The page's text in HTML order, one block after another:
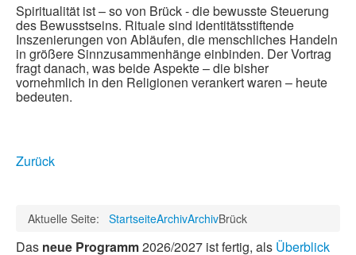
Spiritualität ist – so von Brück - die bewusste Steuerung
des Bewusstseins. Rituale sind identitätsstiftende
Inszenierungen von Abläufen, die menschliches Handeln
in größere Sinnzusammenhänge einbinden. Der Vortrag
fragt danach, was beide Aspekte – die bisher
vornehmlich in den Religionen verankert waren – heute
bedeuten.
Zurück
Aktuelle Seite: StartseiteArchivArchivBrück
Das neue Programm2026/2027 ist fertig, als Überblick